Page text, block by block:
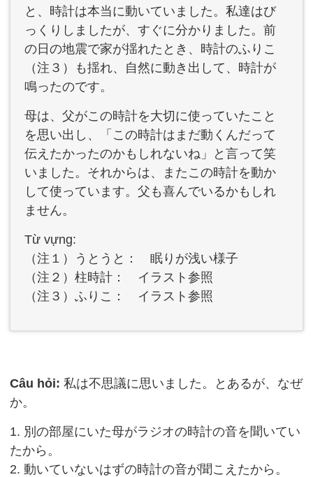
と、時計は本当に動いていました。私達はび
っくりしましたが、すぐに分かりました。前
の日の地震で家が揺れたとき、時計のふりこ
（注３）も揺れ、自然に動き出して、時計が
鳴ったのです。
母は、父がこの時計を大切に使っていたこと
を思い出し、「この時計はまだ動くんだって
伝えたかったのかもしれないね」と言って笑
いました。それからは、またこの時計を動か
して使っています。父も喜んでいるかもしれ
ません。
Từ vựng:
（注１）うとうと： 眠りが浅い様子
（注２）柱時計： イラスト参照
（注３）ふりこ： イラスト参照
Câu hỏi: 私は不思議に思いました。とあるが、なぜ
か。
1. 別の部屋にいた母がラジオの時計の音を聞いてい
たから。
2. 動いていないはずの時計の音が聞こえたから。